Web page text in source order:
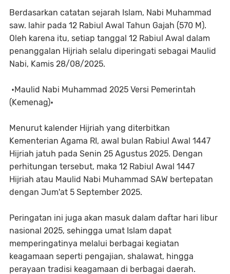
Berdasarkan catatan sejarah Islam, Nabi Muhammad
saw. lahir pada 12 Rabiul Awal Tahun Gajah (570 M).
Oleh karena itu, setiap tanggal 12 Rabiul Awal dalam
penanggalan Hijriah selalu diperingati sebagai Maulid
Nabi, Kamis 28/08/2025.
•Maulid Nabi Muhammad 2025 Versi Pemerintah
(Kemenag)•
Menurut kalender Hijriah yang diterbitkan
Kementerian Agama RI, awal bulan Rabiul Awal 1447
Hijriah jatuh pada Senin 25 Agustus 2025. Dengan
perhitungan tersebut, maka 12 Rabiul Awal 1447
Hijriah atau Maulid Nabi Muhammad SAW bertepatan
dengan Jum'at 5 September 2025.
Peringatan ini juga akan masuk dalam daftar hari libur
nasional 2025, sehingga umat Islam dapat
memperingatinya melalui berbagai kegiatan
keagamaan seperti pengajian, shalawat, hingga
perayaan tradisi keagamaan di berbagai daerah.